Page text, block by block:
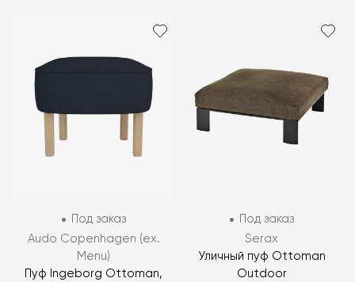
Под заказ
Audo Copenhagen (ex.
Menu)
Пуф Ingeborg Ottoman,
Под заказ
Serax
Уличный пуф Ottoman
Outdoor